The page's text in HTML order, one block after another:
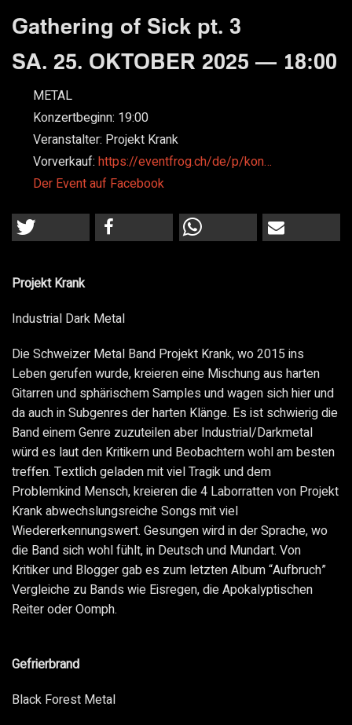
Gathering of Sick pt. 3
SA. 25. OKTOBER 2025 — 18:00
METAL
Konzertbeginn: 19:00
Veranstalter: Projekt Krank
Vorverkauf: https://eventfrog.ch/de/p/kon…
Der Event auf Facebook
Projekt Krank
Industrial Dark Metal
Die Schweizer Metal Band Projekt Krank, wo 2015 ins
Leben gerufen wurde, kreieren eine Mischung aus harten
Gitarren und sphärischem Samples und wagen sich hier und
da auch in Subgenres der harten Klänge. Es ist schwierig die
Band einem Genre zuzuteilen aber Industrial/Darkmetal
würd es laut den Kritikern und Beobachtern wohl am besten
treffen. Textlich geladen mit viel Tragik und dem
Problemkind Mensch, kreieren die 4 Laborratten von Projekt
Krank abwechslungsreiche Songs mit viel
Wiedererkennungswert. Gesungen wird in der Sprache, wo
die Band sich wohl fühlt, in Deutsch und Mundart. Von
Kritiker und Blogger gab es zum letzten Album “Aufbruch”
Vergleiche zu Bands wie Eisregen, die Apokalyptischen
Reiter oder Oomph.
Gefrierbrand
Black Forest Metal